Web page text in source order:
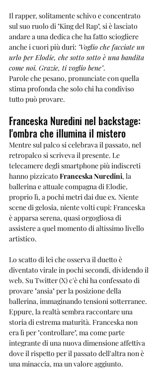
Il rapper, solitamente schivo e concentrato
sul suo ruolo di "King del Rap", si è lasciato
andare a una dedica che ha fatto sciogliere
anche i cuori più duri: "Voglio che facciate un
urlo per Elodie, che sotto sotto è una bandita
come noi. Grazie, ti voglio bene".
Parole che pesano, pronunciate con quella
stima profonda che solo chi ha condiviso
tutto può provare.
Franceska Nuredini nel backstage:
l'ombra che illumina il mistero
Mentre sul palco si celebrava il passato, nel
retropalco si scriveva il presente. Le
telecamere degli smartphone più indiscreti
hanno pizzicato Franceska Nuredini, la
ballerina e attuale compagna di Elodie,
proprio lì, a pochi metri dai due ex. Niente
scene di gelosia, niente volti cupi: Franceska
è apparsa serena, quasi orgogliosa di
assistere a quel momento di altissimo livello
artistico.
Lo scatto di lei che osserva il duetto è
diventato virale in pochi secondi, dividendo il
web. Su Twitter (X) c'è chi ha confessato di
provare "ansia" per la posizione della
ballerina, immaginando tensioni sotterranee.
Eppure, la realtà sembra raccontare una
storia di estrema maturità. Franceska non
era lì per "controllare", ma come parte
integrante di una nuova dimensione affettiva
dove il rispetto per il passato dell'altra non è
una minaccia, ma un valore aggiunto.